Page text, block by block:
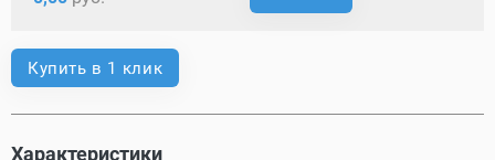
Купить в 1 клик
Характеристики